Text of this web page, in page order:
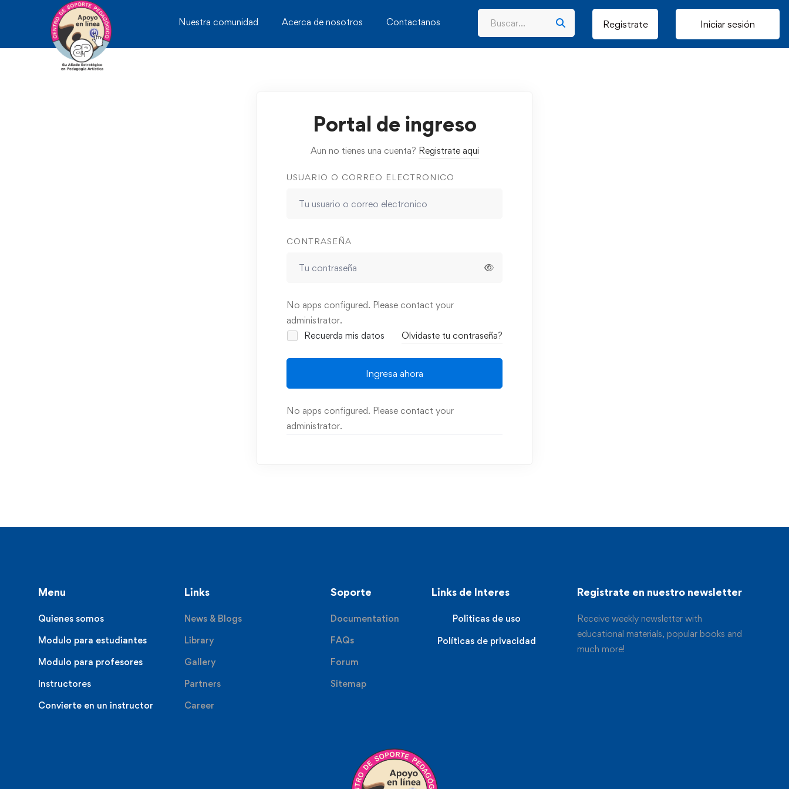
Nuestra comunidad Acerca de nosotros Contactanos Registrate Iniciar sesión
Portal de ingreso
Aun no tienes una cuenta? Registrate aqui
USUARIO O CORREO ELECTRONICO
CONTRASEÑA
No apps configured. Please contact your
administrator.
Recuerda mis datos
Olvidaste tu contraseña?
Ingresa ahora
No apps configured. Please contact your
administrator.
Menu
Quienes somos
Modulo para estudiantes
Modulo para profesores
Instructores
Convierte en un instructor
Links
News & Blogs
Library
Gallery
Partners
Career
Soporte
Documentation
FAQs
Forum
Sitemap
Links de Interes
Politicas de uso
Políticas de privacidad
Registrate en nuestro newsletter
Receive weekly newsletter with
educational materials, popular books and
much more!